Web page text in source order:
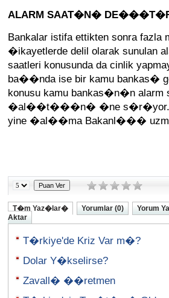
ALARM SAAT�N�
Bankalar istifa ettikten sonra fazla
�ikayetlerde delil olarak sunulan
saatleri konusunda da cinlik
ba��nda ise bir kamu bankas�
konusu kamu bankas�n�n alarm
�al��t���n� �ne s�r�yor.
yine �al��ma Bakanl���
T�m Yaz�lar� Yorumlar (0)
Yorum
Aktar
T�rkiye'de Kriz Var m�?
Dolar Y�kselirse?
Zavall� ��retmen